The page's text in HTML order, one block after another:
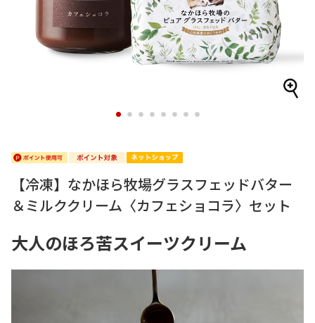
1 2 3 4 5 6 7 8
【冷凍】なかほら牧場グラスフェッドバター
＆ミルククリーム〈カフェショコラ〉セット
大人のほろ苦スイーツクリーム